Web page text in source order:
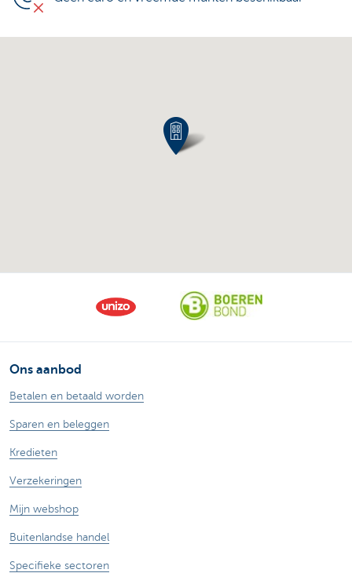
Ons aanbod
Betalen en betaald worden
Sparen en beleggen
Kredieten
Verzekeringen
Mijn webshop
Buitenlandse handel
Specifieke sectoren